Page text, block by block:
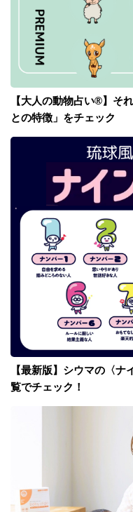
【大人の動物占い®】そ
との特徴」をチェック
【最新版】シウマの〈
覧でチェック！